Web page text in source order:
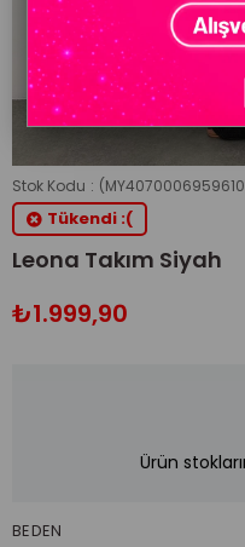
Stok Kodu
Tükendi :(
Leona Takım Siyah
₺1.999,90
Ürün
BEDEN